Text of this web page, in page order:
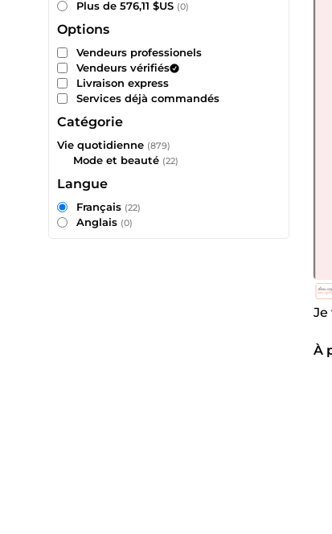
Je
À
Plus de 576,11 $US (0)
Options
Vendeurs professionels
Vendeurs vérifiés
Livraison express
Services déjà commandés
Catégorie
Vie quotidienne (879)
Mode et beauté (22)
Langue
Français (22)
Anglais (0)